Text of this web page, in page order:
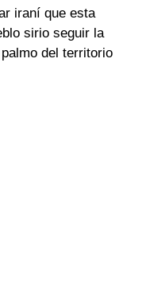
iraní que esta
sirio seguir la
del territorio